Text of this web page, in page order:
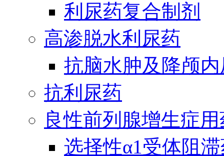
利尿药复合制剂
高渗脱水利尿药
抗脑水肿及降颅
抗利尿药
良性前列腺增生症
选择性α1受体阻